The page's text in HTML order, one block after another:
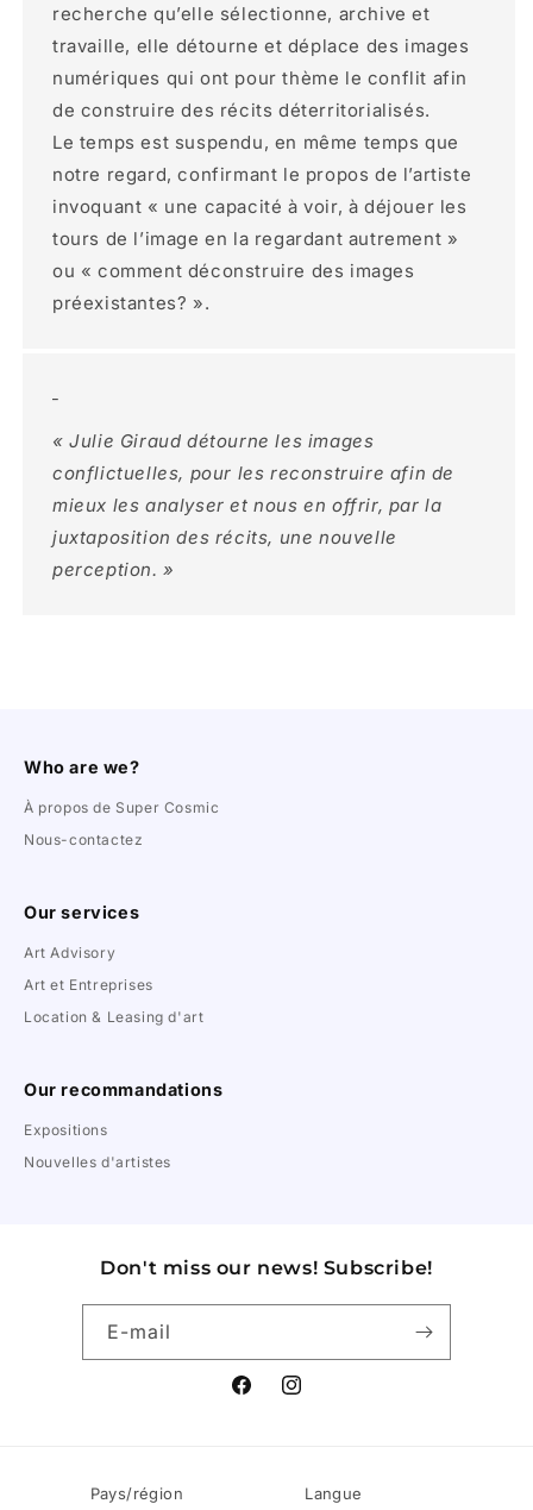
recherche qu’elle sélectionne, archive et
travaille, elle détourne et déplace des images
numériques qui ont pour thème le conflit afin
de construire des récits déterritorialisés.
Le temps est suspendu, en même temps que
notre regard, confirmant le propos de l’artiste
invoquant « une capacité à voir, à déjouer les
tours de l’image en la regardant autrement »
ou « comment déconstruire des images
préexistantes? ».
« Julie Giraud détourne les images
conflictuelles, pour les reconstruire afin de
mieux les analyser et nous en offrir, par la
juxtaposition des récits, une nouvelle
perception. »
Who are we?
À propos de Super Cosmic
Nous-contactez
Our services
Art Advisory
Art et Entreprises
Location & Leasing d'art
Our recommandations
Expositions
Nouvelles d'artistes
Don't miss our news! Subscribe!
E-mail
FacebookInstagram
Pays/région Langue